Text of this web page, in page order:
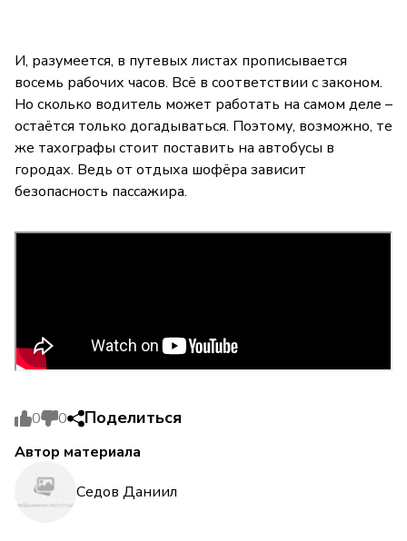
И, разумеется, в путевых листах прописывается
восемь рабочих часов. Всё в соответствии с законом.
Но сколько водитель может работать на самом деле –
остаётся только догадываться. Поэтому, возможно, те
же тахографы стоит поставить на автобусы в
городах. Ведь от отдыха шофёра зависит
безопасность пассажира.
0 0 Поделиться
Автор материала
Седов Даниил